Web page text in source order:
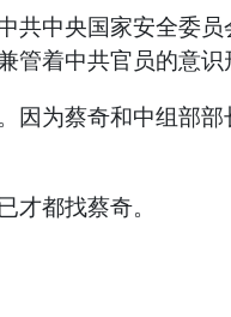
中央国家安全委员
着中共官员的意识
为蔡奇和中组部部
都找蔡奇。